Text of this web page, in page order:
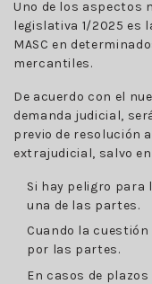
Uno de los aspectos
legislativa 1/2025 es
MASC en
mercantiles.
De acuerdo con el
demanda judicial,
previo de resolución
extrajudicial, salvo
Si hay peligro para
una de las partes.
Cuando la
por las partes.
En casos de